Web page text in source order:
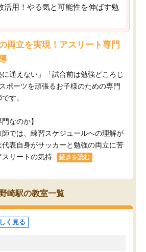
活用！やる気と可能性を伸ばす勉
両立を実現！アスリート専門
に通えない」「試合前は勉強どころじ
ポーツを頑張るお子様のための専門
す。
なのか】
では、練習スケジュールへの理解が
表自身がサッカーと勉強の両立に苦
リートの気持...
続きを読む
野崎駅の教室一覧
く見る